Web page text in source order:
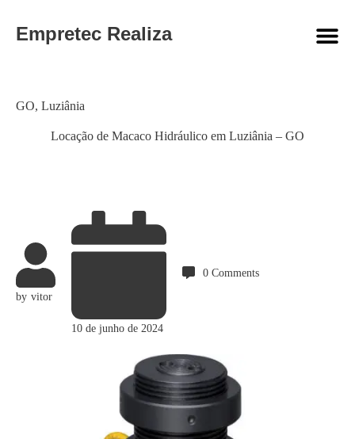
Empretec Realiza
Locação de Macaco Hidráulico em Luziânia – GO
Category
GO, Luziânia
by vitor
10 de junho de 2024
0 Comments